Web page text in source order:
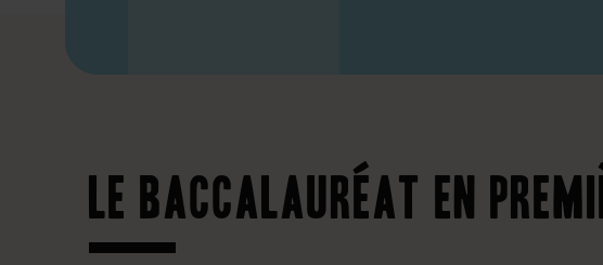
Le baccalauréat en